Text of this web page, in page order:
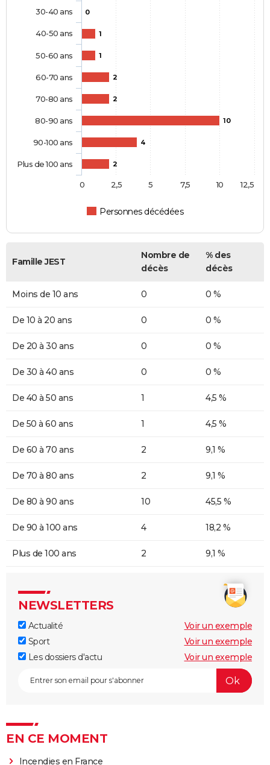
0
1
1
2
2
10
4
2
Personnes décédées
30-40 ans
40-50 ans
50-60 ans
60-70 ans
70-80 ans
80-90 ans
90-100 ans
Plus de 100 ans
0 10
2,5 5 7,5 12,5
Famille JEST
Nombre de
décès
% des
décès
Moins de 10 ans 0 0 %
De 10 à 20 ans 0 0 %
De 20 à 30 ans 0 0 %
De 30 à 40 ans 0 0 %
De 40 à 50 ans 1 4,5 %
De 50 à 60 ans 1 4,5 %
De 60 à 70 ans 2 9,1 %
De 70 à 80 ans 2 9,1 %
De 80 à 90 ans 10 45,5 %
De 90 à 100 ans 4 18,2 %
Plus de 100 ans 2 9,1 %
NEWSLETTERS
Actualité
Voir un exemple
Sport
Voir un exemple
Les dossiers d'actu
Voir un exemple
EN CE MOMENT
Incendies en France